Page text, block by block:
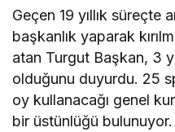
Geçen 19 yıllık süreçte
başkanlık yaparak
atan Turgut Başkan, 3
olduğunu duyurdu. 25
oy kullanacağı genel
bir üstünlüğü